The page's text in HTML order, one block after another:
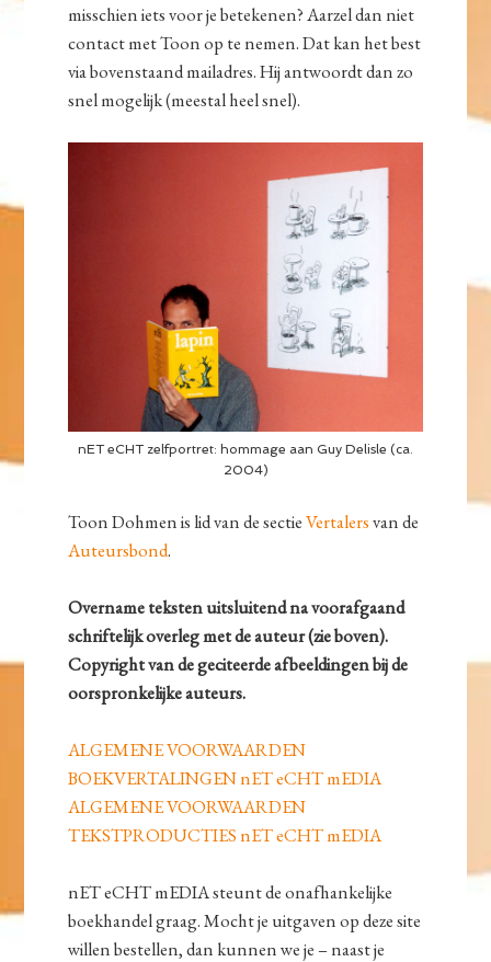
misschien iets voor je betekenen? Aarzel dan niet
contact met Toon op te nemen. Dat kan het best
via bovenstaand mailadres. Hij antwoordt dan zo
snel mogelijk (meestal heel snel).
nET eCHT zelfportret: hommage aan Guy Delisle (ca.
2004)
Toon Dohmen is lid van de sectieVertalersvan de
Auteursbond.
Overname teksten uitsluitend na voorafgaand
schriftelijk overleg met de auteur (zie boven).
Copyright van de geciteerde afbeeldingen bij de
oorspronkelijke auteurs.
ALGEMENE VOORWAARDEN
BOEKVERTALINGEN nET eCHT mEDIA
ALGEMENE VOORWAARDEN
TEKSTPRODUCTIES nET eCHT mEDIA
nET eCHT mEDIA steunt de onafhankelijke
boekhandel graag. Mocht je uitgaven op deze site
willen bestellen, dan kunnen we je – naast je